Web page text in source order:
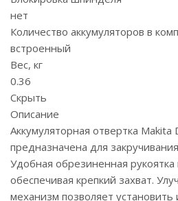
нет
Количество аккумуляторов в
встроенный
Вес, кг
0.36
Скрыть
Описание
Аккумуляторная отвертка Makita
предназначена для
Удобная обрезиненная рукоятка
обеспечивая крепкий захват.
механизм позволяет